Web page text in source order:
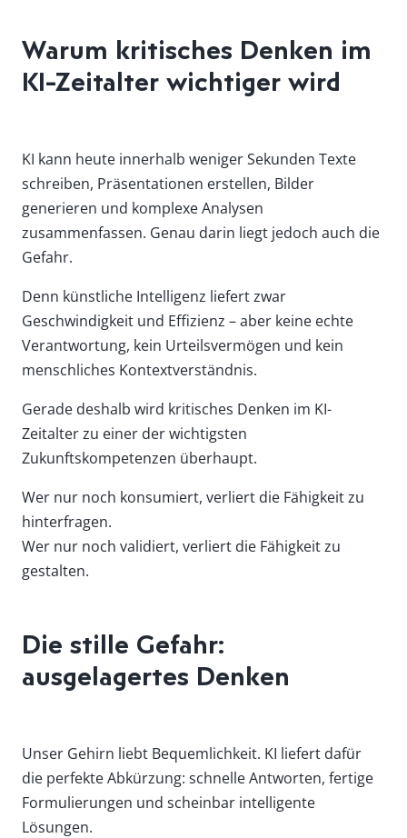
Warum kritisches Denken im
KI-Zeitalter wichtiger wird
KI kann heute innerhalb weniger Sekunden Texte
schreiben, Präsentationen erstellen, Bilder
generieren und komplexe Analysen
zusammenfassen. Genau darin liegt jedoch auch die
Gefahr.
Denn künstliche Intelligenz liefert zwar
Geschwindigkeit und Effizienz – aber keine echte
Verantwortung, kein Urteilsvermögen und kein
menschliches Kontextverständnis.
Gerade deshalb wird kritisches Denken im KI-
Zeitalter zu einer der wichtigsten
Zukunftskompetenzen überhaupt.
Wer nur noch konsumiert, verliert die Fähigkeit zu
hinterfragen.
Wer nur noch validiert, verliert die Fähigkeit zu
gestalten.
Die stille Gefahr:
ausgelagertes Denken
Unser Gehirn liebt Bequemlichkeit. KI liefert dafür
die perfekte Abkürzung: schnelle Antworten, fertige
Formulierungen und scheinbar intelligente
Lösungen.